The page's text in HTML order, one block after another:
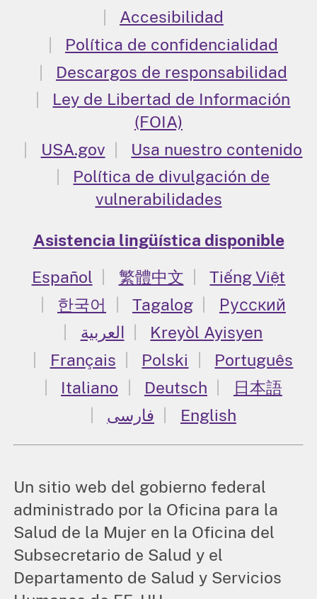
Accesibilidad
Política de confidencialidad
Descargos de responsabilidad
Ley de Libertad de Información
(FOIA)
USA.gov
Usa nuestro contenido
Política de divulgación de
vulnerabilidades
Asistencia lingüística disponible
Español
繁體中文
Tiếng Việt
한국어
Tagalog
Русский
العربية
Kreyòl Ayisyen
Français
Polski
Português
Italiano
Deutsch
日本語
فارسی
English
Un sitio web del gobierno federal
administrado por la Oficina para la
Salud de la Mujer en la Oficina del
Subsecretario de Salud y el
Departamento de Salud y Servicios